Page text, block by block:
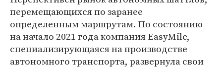
перемещающихся по заранее
определенным маршрутам. По состоянию
на начало 2021 года компания EasyMile,
специализирующаяся на производстве
автономного транспорта, развернула свои